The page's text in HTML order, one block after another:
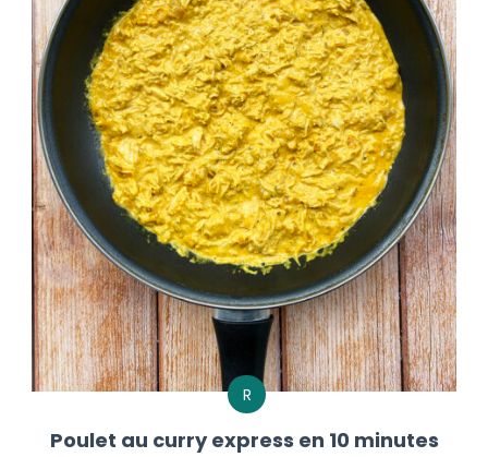
R
Poulet au curry express en 10 minutes